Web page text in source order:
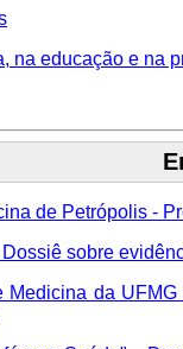
na educação e na
de Petrópolis -
sobre
da